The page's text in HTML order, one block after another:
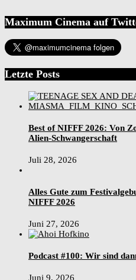
Maximum Cinema auf
Letzte Posts
Best of NIFFF 2026: Von
Alien-Schwangerschaft
Juli 28, 2026
Alles Gute zum
NIFFF 2026
Juni 27, 2026
Podcast #100: Wir sind
Juni 9, 2026